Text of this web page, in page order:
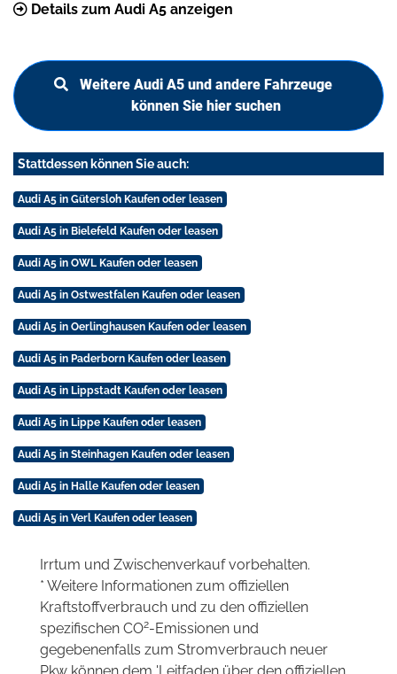
Details zum Audi A5 anzeigen
Weitere Audi A5 und andere Fahrzeuge
können Sie hier suchen
Stattdessen können Sie auch:
Audi A5 in Gütersloh Kaufen oder leasen
Audi A5 in Bielefeld Kaufen oder leasen
Audi A5 in OWL Kaufen oder leasen
Audi A5 in Ostwestfalen Kaufen oder leasen
Audi A5 in Oerlinghausen Kaufen oder leasen
Audi A5 in Paderborn Kaufen oder leasen
Audi A5 in Lippstadt Kaufen oder leasen
Audi A5 in Lippe Kaufen oder leasen
Audi A5 in Steinhagen Kaufen oder leasen
Audi A5 in Halle Kaufen oder leasen
Audi A5 in Verl Kaufen oder leasen
Irrtum und Zwischenverkauf vorbehalten.
* Weitere Informationen zum offiziellen
Kraftstoffverbrauch und zu den offiziellen
spezifischen CO2-Emissionen und
gegebenenfalls zum Stromverbrauch neuer